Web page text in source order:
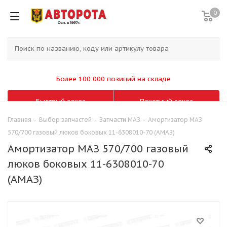
0
Более 100 000 позиций на складе
Быстрый заказ Пакетный заказ
Главная - Выбор запчастей - Запчасти МАЗ - Амортизатор МАЗ
570/700 газовый люков боковых 11-6308010-70 (АМАЗ)
Амортизатор МАЗ 570/700 газовый
люков боковых 11-6308010-70
(АМАЗ)